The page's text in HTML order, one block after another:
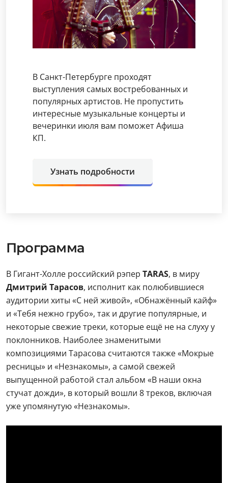
В Санкт-Петербурге проходят
выступления самых востребованных и
популярных артистов. Не пропустить
интересные музыкальные концерты и
вечеринки июля вам поможет Афиша
КП.
Узнать подробности
Программа
В Гигант-Холле российский рэпер TARAS, в миру
Дмитрий Тарасов, исполнит как полюбившиеся
аудитории хиты «С ней живой», «Обнажённый кайф»
и «Тебя нежно грубо», так и другие популярные, и
некоторые свежие треки, которые ещё не на слуху у
поклонников. Наиболее знаменитыми
композициями Тарасова считаются также «Мокрые
ресницы» и «Незнакомы», а самой свежей
выпущенной работой стал альбом «В наши окна
стучат дожди», в который вошли 8 треков, включая
уже упомянутую «Незнакомы».